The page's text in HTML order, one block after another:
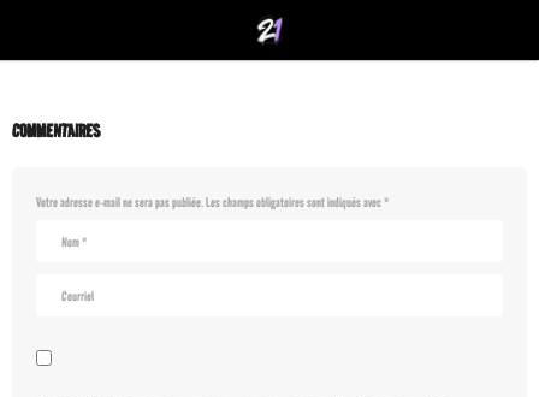
COMMENTAIRES
Votre adresse e-mail ne sera pas publiée.Les champs obligatoires sont indiqués avec*